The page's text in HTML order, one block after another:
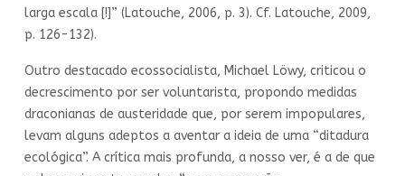
larga escala [!]” (Latouche, 2006, p. 3). Cf. Latouche, 2009,
p. 126-132).
Outro destacado ecossocialista, Michael Löwy, criticou o
decrescimento por ser voluntarista, propondo medidas
draconianas de austeridade que, por serem impopulares,
levam alguns adeptos a aventar a ideia de uma “ditadura
ecológica”. A crítica mais profunda, a nosso ver, é a de que